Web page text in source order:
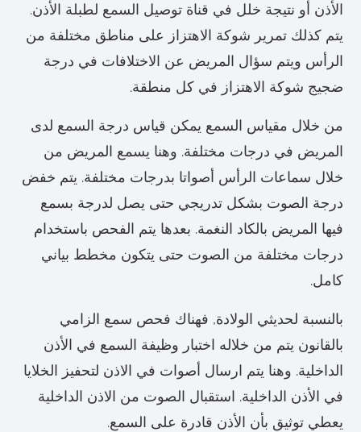
الأذن أو نتيجة خلل في قناة توصيل السمع لطبلة الأذن.
يتم كذلك تمرير شوكة الاهتزاز على مناطق مختلفة من
الرأس ويتم سؤال المريض عن الاختلافات في درجة
ضجيج شوكة الاهتزاز في كل منطقة.
من خلال مقياس السمع يمكن قياس درجة السمع لدى
المريض في درجات مختلفة. وهنا يسمع المريض من
خلال سماعات الرأس أصواتا بدرجات مختلفة. يتم خفض
درجة الصوت بشكل تدريجي حتى يصل لدرجة بسمع
فيها المريض بالكاد النغمة. بعدها يتم الفحص باستخدام
درجات مختلفة من الصوت حتى يتكون مخطط بياني
كامل.
بالنسبة لحديثي الولادة, فهناك فحص سمع الزامي
بالقانون يتم من خلاله اختبار وظيفة السمع في الأذن
الداخلية. وهنا يتم ارسال أصوات في الاذن لتحفيز الخلايا
في الأذن الداخلية. استقبال الصوت من الاذن الداخلية
يعطي توثيق بأن الأذن قادرة على السمع.